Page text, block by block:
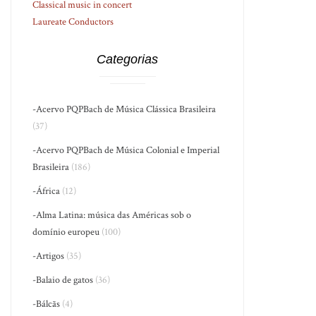
Classical music in concert
Laureate Conductors
Categorias
-Acervo PQPBach de Música Clássica Brasileira
(37)
-Acervo PQPBach de Música Colonial e Imperial
Brasileira (186)
-África (12)
-Alma Latina: música das Américas sob o
domínio europeu (100)
-Artigos (35)
-Balaio de gatos (36)
-Bálcãs (4)